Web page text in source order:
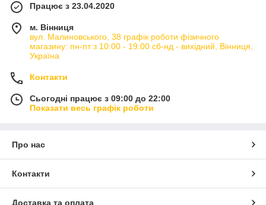
Працює з 23.04.2020
м. Вінниця
вул. Малиновського, 38 графік роботи фізичного
магазину: пн-пт з 10:00 - 19:00 сб-нд - вихідний, Вінниця,
Україна
Контакти
Сьогодні працює з 09:00 до 22:00
Показати весь графік роботи
Про нас
Контакти
Доставка та оплата